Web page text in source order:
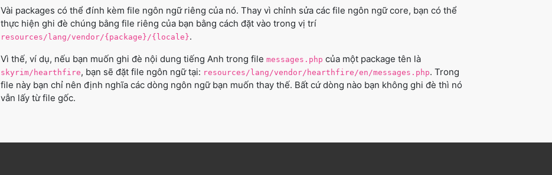
Vài packages có thể đính kèm file ngôn ngữ riêng của nó. Thay vì chỉnh sửa các file ngôn ngữ core, bạn có thể
thực hiện ghi đè chúng bằng file riêng của bạn bằng cách đặt vào trong vị trí
resources/lang/vendor/{package}/{locale}.
Vì thế, ví dụ, nếu bạn muốn ghi đè nội dung tiếng Anh trong file messages.php của một package tên là
skyrim/hearthfire, bạn sẽ đặt file ngôn ngữ tại: resources/lang/vendor/hearthfire/en/messages.php. Trong
file này bạn chỉ nên định nghĩa các dòng ngôn ngữ bạn muốn thay thế. Bất cứ dòng nào bạn không ghi đè thì nó
vẫn lấy từ file gốc.